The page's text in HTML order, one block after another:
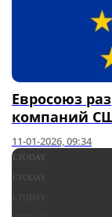
Евросоюз
компаний
11-01-2026, 09:34